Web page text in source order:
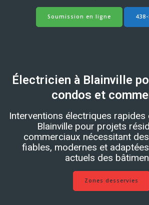
Soumission en ligne
Électricien à Blainville
condos et
Interventions électriques rapides
Blainville pour projets
commerciaux nécessitant
fiables, modernes et
actuels des
Zones desservies